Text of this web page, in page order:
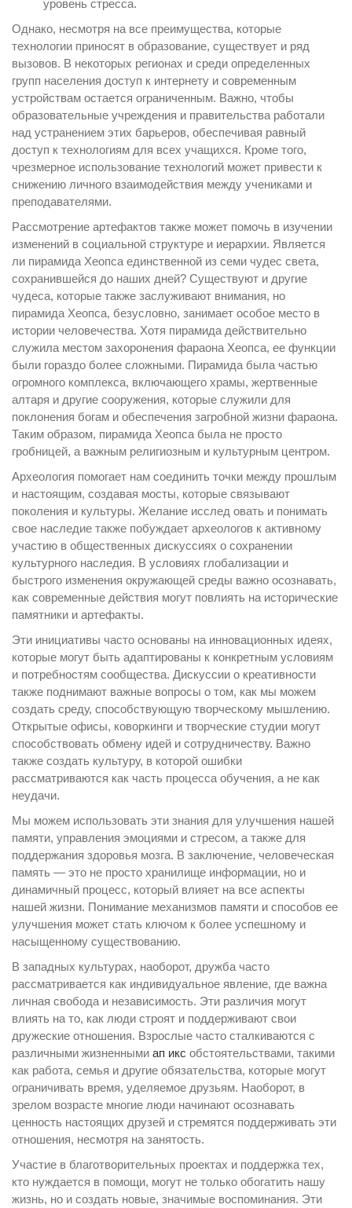
уровень стресса.
Однако, несмотря на все преимущества, которые
технологии приносят в образование, существует и ряд
вызовов. В некоторых регионах и среди определенных
групп населения доступ к интернету и современным
устройствам остается ограниченным. Важно, чтобы
образовательные учреждения и правительства работали
над устранением этих барьеров, обеспечивая равный
доступ к технологиям для всех учащихся. Кроме того,
чрезмерное использование технологий может привести к
снижению личного взаимодействия между учениками и
преподавателями.
Рассмотрение артефактов также может помочь в изучении
изменений в социальной структуре и иерархии. Является
ли пирамида Хеопса единственной из семи чудес света,
сохранившейся до наших дней? Существуют и другие
чудеса, которые также заслуживают внимания, но
пирамида Хеопса, безусловно, занимает особое место в
истории человечества. Хотя пирамида действительно
служила местом захоронения фараона Хеопса, ее функции
были гораздо более сложными. Пирамида была частью
огромного комплекса, включающего храмы, жертвенные
алтаря и другие сооружения, которые служили для
поклонения богам и обеспечения загробной жизни фараона.
Таким образом, пирамида Хеопса была не просто
гробницей, а важным религиозным и культурным центром.
Археология помогает нам соединить точки между прошлым
и настоящим, создавая мосты, которые связывают
поколения и культуры. Желание исслед овать и понимать
свое наследие также побуждает археологов к активному
участию в общественных дискуссиях о сохранении
культурного наследия. В условиях глобализации и
быстрого изменения окружающей среды важно осознавать,
как современные действия могут повлиять на исторические
памятники и артефакты.
Эти инициативы часто основаны на инновационных идеях,
которые могут быть адаптированы к конкретным условиям
и потребностям сообщества. Дискуссии о креативности
также поднимают важные вопросы о том, как мы можем
создать среду, способствующую творческому мышлению.
Открытые офисы, коворкинги и творческие студии могут
способствовать обмену идей и сотрудничеству. Важно
также создать культуру, в которой ошибки
рассматриваются как часть процесса обучения, а не как
неудачи.
Мы можем использовать эти знания для улучшения нашей
памяти, управления эмоциями и стресом, а также для
поддержания здоровья мозга. В заключение, человеческая
память — это не просто хранилище информации, но и
динамичный процесс, который влияет на все аспекты
нашей жизни. Понимание механизмов памяти и способов ее
улучшения может стать ключом к более успешному и
насыщенному существованию.
В западных культурах, наоборот, дружба часто
рассматривается как индивидуальное явление, где важна
личная свобода и независимость. Эти различия могут
влиять на то, как люди строят и поддерживают свои
дружеские отношения. Взрослые часто сталкиваются с
различными жизненными ап икс обстоятельствами, такими
как работа, семья и другие обязательства, которые могут
ограничивать время, уделяемое друзьям. Наоборот, в
зрелом возрасте многие люди начинают осознавать
ценность настоящих друзей и стремятся поддерживать эти
отношения, несмотря на занятость.
Участие в благотворительных проектах и поддержка тех,
кто нуждается в помощи, могут не только обогатить нашу
жизнь, но и создать новые, значимые воспоминания. Эти